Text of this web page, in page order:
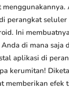
menggunakannya.
perangkat seluler
Ini
di mana saja
aplikasi di
kerumitan!
memberikan efek